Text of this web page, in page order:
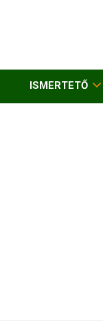
ISMERTETŐ